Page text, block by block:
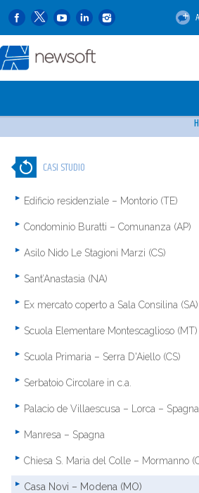
I
CASI STUDIO
Edificio residenziale – Montorio (TE)
Condominio Buratti – Comunanza (AP)
Asilo Nido Le Stagioni Marzi (CS)
Sant’Anastasia (NA)
Ex mercato coperto a Sala Consilina (SA)
Scuola Elementare Montescaglioso (MT)
Scuola Primaria – Serra D'Aiello (CS)
Serbatoio Circolare in c.a.
Palacio de Villaescusa – Lorca – Spagna
Manresa – Spagna
Chiesa S. Maria del Colle – Mormanno
Casa Novi – Modena (MO)